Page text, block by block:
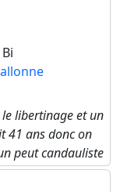
libertinage et un
41 ans donc on
peut candauliste